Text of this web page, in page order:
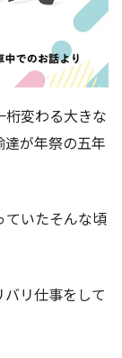
桁変わる大きな
が年祭の五年
ていたそんな頃
リ仕事をして